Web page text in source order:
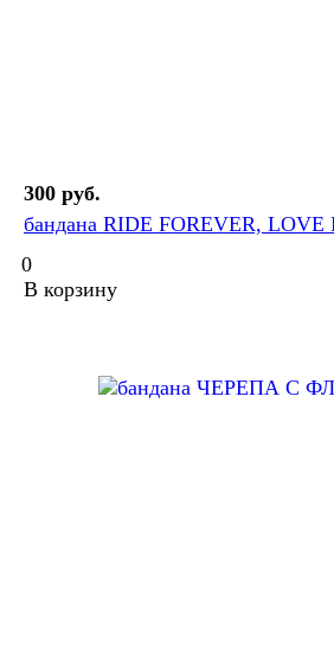
300 руб.
бандана RIDE FOREVER, LOVE
0
В корзину